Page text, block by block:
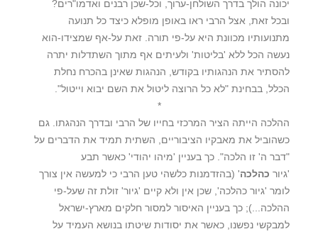
יכונה הולך בדרך השולחן-ערוך, וכל-שכן רבנים ואדמו"רים?
ובכל זאת, אצל הרבי ראו באופן מופלא כיצד כל תנועה
מתנועותיו מכוונת היא על-פי תורה. זאת על-אף שמצידו-הוא
נעשה הכל ללא 'בליטות' ולעיתים אף מתוך השתדלות יתרה
להסתיר את הנהגותיו בקודש, הנהגות שאינן בהכרח נחלת
הכלל, בבחינת "לא כל הרוצה ליטול את השם יבוא וייטול".
*
ההלכה הייתה הציר המרכזי בחייו של הרבי ובדרך הנהגתו. גם
כשהוביל את מאבקיו הציבוריים, השתית תמיד את הדברים על
"דבר ה' זו הלכה". כך בעניין 'מיהו יהודי' כאשר תבע
'גיור כהלכה' (בהזדמנות כלשהי טען הרבי כי למעשה אין צורך
לומר 'גיור כהלכה', שכן אין ולא קיים 'גיור' זולת זה שעל-פי
ההלכה...); כך בעניין האיסור למסור חלקים מארץ-ישראל
למבקשי נפשנו, כאשר את יסודות שיטתו בנושא העמיד על